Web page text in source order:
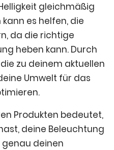
gleichmäßig
es helfen, die
da die richtige
heben kann. Durch
zu deinem aktuellen
Umwelt für das
Produkten bedeutet,
deine Beleuchtung
genau deinen